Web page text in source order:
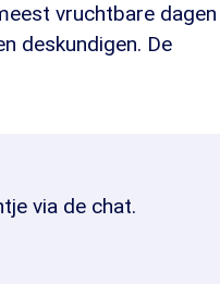
vruchtbare dagen
deskundigen. De
via de chat.